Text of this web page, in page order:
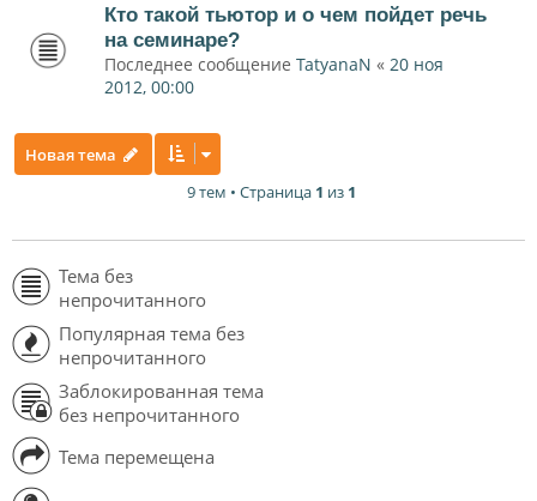
Кто такой тьютор и о чем пойдет речь
на семинаре?
Последнее сообщение TatyanaN « 20 ноя
2012, 00:00
Новая тема
9 тем • Страница 1 из 1
Тема без
непрочитанного
Популярная тема без
непрочитанного
Заблокированная тема
без непрочитанного
Тема перемещена